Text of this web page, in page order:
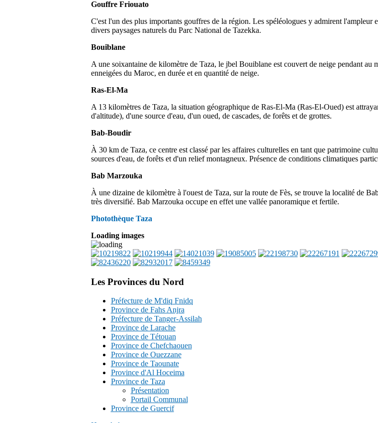
Gouffre Friouato
C'est l'un des plus importants gouffres de la région. Les spéléologues y admirent l'ampleur
divers paysages naturels du Parc National de Tazekka.
Bouiblane
A une soixantaine de kilomètre de Taza, le jbel Bouiblane est couvert de neige pendant au
enneigées du Maroc, en durée et en quantité de neige.
Ras-El-Ma
A 13 kilomètres de Taza, la situation géographique de Ras-El-Ma (Ras-El-Oued) est
d'altitude), d'une source d'eau, d'un oued, de cascades, de forêts et de grottes.
Bab-Boudir
À 30 km de Taza, ce centre est classé par les affaires culturelles en tant que patrimoine
sources d'eau, de forêts et d'un relief montagneux. Présence de conditions climatiques
Bab Marzouka
À une dizaine de kilomètre à l'ouest de Taza, sur la route de Fès, se trouve la localité de
très diversifié. Bab Marzouka occupe en effet une vallée panoramique et fertile.
Photothèque Taza
Loading images
Les Provinces du Nord
Préfecture de M'diq Fnidq
Province de Fahs Anjra
Préfecture de Tanger-Assilah
Province de Larache
Province de Tétouan
Province de Chefchaouen
Province de Ouezzane
Province de Taounate
Province d'Al Hoceima
Province de Taza
Présentation
Portail Communal
Province de Guercif